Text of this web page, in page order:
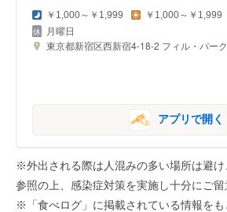
￥1,000～￥1,999 ￥1,000～￥1,999
月曜日
東京都新宿区西新宿4-18-2 フィル・パー
アプリで開く
※外出される際は人混みの多い場所は避
参照の上、感染症対策を実施し十分にご留
※「食べログ」に掲載されている情報を